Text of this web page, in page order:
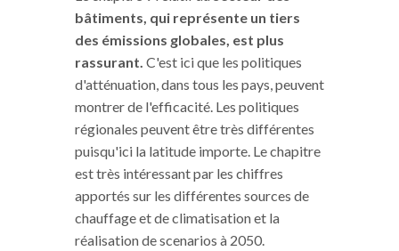
bâtiments, qui représente un tiers
des émissions globales, est plus
rassurant. C'est ici que les politiques
d'atténuation, dans tous les pays, peuvent
montrer de l'efficacité. Les politiques
régionales peuvent être très différentes
puisqu'ici la latitude importe. Le chapitre
est très intéressant par les chiffres
apportés sur les différentes sources de
chauffage et de climatisation et la
réalisation de scenarios à 2050.